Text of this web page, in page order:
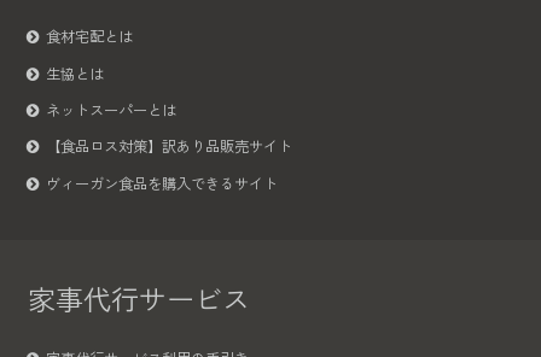
食材宅配とは
生協とは
ネットスーパーとは
【食品ロス対策】訳あり品販売サイト
ヴィーガン食品を購入できるサイト
家事代行サービス